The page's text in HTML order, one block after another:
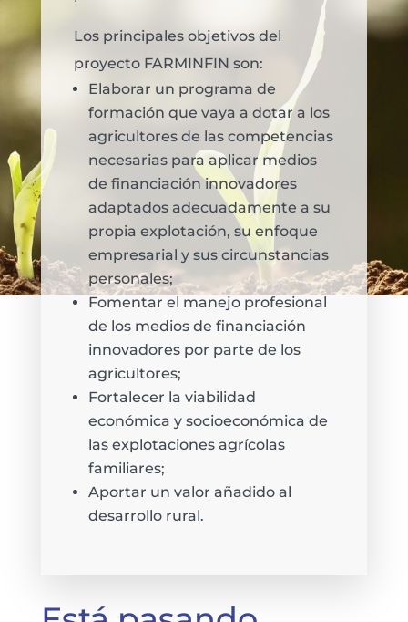
Los principales objetivos del
proyecto FARMINFIN son:
Elaborar un programa de
formación que vaya a dotar a los
agricultores de las competencias
necesarias para aplicar medios
de financiación innovadores
adaptados adecuadamente a su
propia explotación, su enfoque
empresarial y sus circunstancias
personales;
Fomentar el manejo profesional
de los medios de financiación
innovadores por parte de los
agricultores;
Fortalecer la viabilidad
económica y socioeconómica de
las explotaciones agrícolas
familiares;
Aportar un valor añadido al
desarrollo rural.